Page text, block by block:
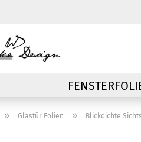
» Glastür Folien » Blickdichte